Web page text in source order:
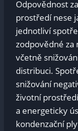
Odpovědnost
prostředí nese
jednotliví
zodpovědné ‍za
včetně
distribuci.
snižování
životní‍
a energeticky
kondenzační